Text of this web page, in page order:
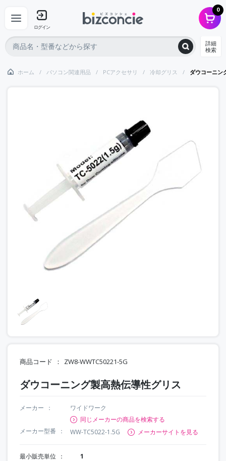
ログイン
0
詳細
検索
ホーム パソコン関連用品 PCアクセサリ 冷却グリス ダウコーニン
商品コード ZW8-WWTC50221-5G
ダウコーニング製高熱伝導性グリス
メーカー
ワイドワーク
同じメーカーの商品を検索する
メーカー型番
WW-TC5022-1.5G メーカーサイトを見る
最小販売単位 1